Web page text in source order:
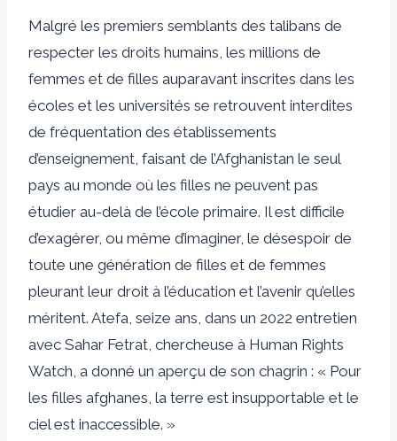
Malgré les premiers semblants des talibans de
respecter les droits humains, les millions de
femmes et de filles auparavant inscrites dans les
écoles et les universités se retrouvent interdites
de fréquentation des établissements
d’enseignement, faisant de l’Afghanistan le seul
pays au monde où les filles ne peuvent pas
étudier au-delà de l’école primaire. Il est difficile
d’exagérer, ou même d’imaginer, le désespoir de
toute une génération de filles et de femmes
pleurant leur droit à l’éducation et l’avenir qu’elles
méritent. Atefa, seize ans, dans un 2022 entretien
avec Sahar Fetrat, chercheuse à Human Rights
Watch, a donné un aperçu de son chagrin : « Pour
les filles afghanes, la terre est insupportable et le
ciel est inaccessible. »